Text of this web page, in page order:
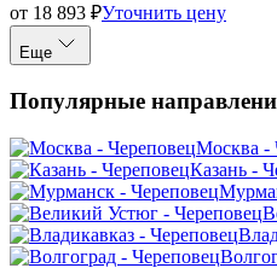
от 18 893 ₽Уточнить цену
Еще
Популярные
Москва -
Казань -